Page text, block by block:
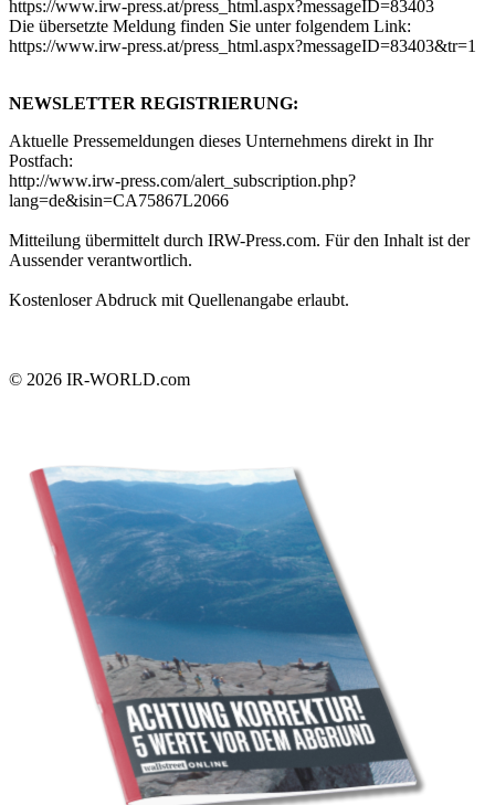
https://www.irw-press.at/press_html.aspx?messageID=83403
Die übersetzte Meldung finden Sie unter folgendem Link:
https://www.irw-press.at/press_html.aspx?messageID=83403&tr=1
NEWSLETTER REGISTRIERUNG:
Aktuelle Pressemeldungen dieses Unternehmens direkt in Ihr
Postfach:
http://www.irw-press.com/alert_subscription.php?
lang=de&isin=CA75867L2066
Mitteilung übermittelt durch IRW-Press.com. Für den Inhalt ist der
Aussender verantwortlich.
Kostenloser Abdruck mit Quellenangabe erlaubt.
© 2026 IR-WORLD.com